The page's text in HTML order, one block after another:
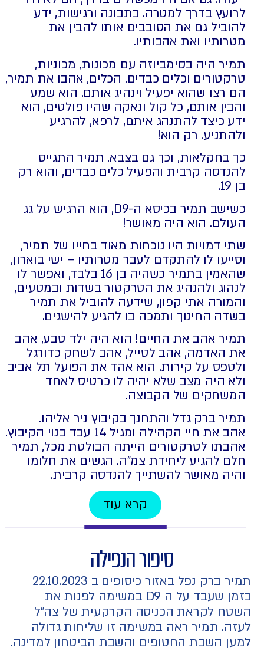
לרועץ בדרך למטרה. בתבונה ורגישות, ידע
להוביל גם את הסובבים אותו להבין את
מטרותיו ואת אהבותיו.
תמיר היה בסימביוזה עם מכונות, מכוניות,
טרקטורים וכלים כבדים. הכלים, אהבו את תמיר,
הם רצו שהוא יפעיל וינהיג אותם. הוא שמע
והבין אותם, כל קול ונאקה שהיו פולטים, הוא
ידע כיצד להתנהג איתם, לרפא, להרגיע
ולהתניע. רק הוא!
כך בחקלאות, וכך גם בצבא. תמיר התגייס
להנדסה קרבית והפעיל כלים כבדים, והוא רק
בן 19.
כשישב תמיר בכיסא ה-D9, הוא הרגיש על גג
העולם. הוא היה מאושר!
שתי דמויות היו נוכחות מאוד בחייו של תמיר,
וסייעו לו להתקדם לעבר מטרותיו – ישי בוארון,
שהאמין בתמיר כשהיה בן 16 בלבד, ואפשר לו
לנהוג ולהנהיג את הטרקטור בשדות ובמטעים,
והמורה אתי קפון, שידעה להוביל את תמיר
בשדה החינוך ותמכה בו להגיע להישגים.
תמיר אהב את החיים! הוא היה ילד טבע, אהב
את האדמה, אהב לטייל, אהב לשחק כדורגל
ולטפס על קירות. הוא אהד את הפועל תל אביב
ולא היה מצב שלא יהיה לו כרטיס לאחד
המשחקים של הקבוצה.
תמיר ברק גדל והתחנך בקיבוץ ניר אליהו.
אהב את חיי הקהילה ומגיל 14 עבד בנוי הקיבוץ.
אהבתו לטרקטורים הייתה הבולטת מכל, תמיר
חלם להגיע ליחידת צמ"ה. הגשים את חלומו
והיה מאושר להשתייך להנדסה קרבית.
קרא עוד
סיפור הנפילה
תמיר ברק נפל באזור כיסופים ב 22.10.2023
בזמן שעבד על ה D9 במשימה לפנות את
השטח לקראת הכניסה הקרקעית של צה"ל
לעזה. תמיר ראה במשימה זו שליחות גדולה
למען השבת החטופים והשבת הביטחון למדינה.